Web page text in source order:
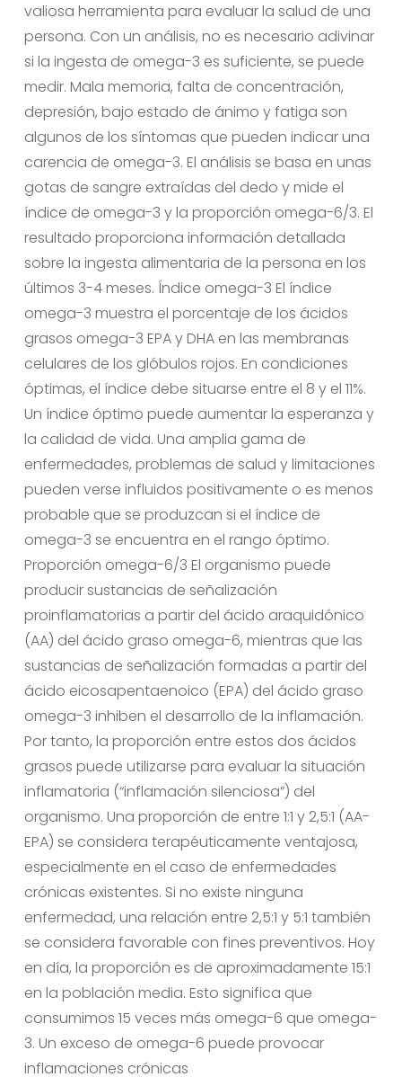
Ir A La Tienda
valiosa herramienta para evaluar la salud de una
persona. Con un análisis, no es necesario adivinar
si la ingesta de omega-3 es suficiente, se puede
medir. Mala memoria, falta de concentración,
depresión, bajo estado de ánimo y fatiga son
algunos de los síntomas que pueden indicar una
carencia de omega-3. El análisis se basa en unas
gotas de sangre extraídas del dedo y mide el
índice de omega-3 y la proporción omega-6/3. El
resultado proporciona información detallada
sobre la ingesta alimentaria de la persona en los
últimos 3-4 meses. Índice omega-3 El índice
omega-3 muestra el porcentaje de los ácidos
grasos omega-3 EPA y DHA en las membranas
celulares de los glóbulos rojos. En condiciones
óptimas, el índice debe situarse entre el 8 y el 11%.
Un índice óptimo puede aumentar la esperanza y
la calidad de vida. Una amplia gama de
enfermedades, problemas de salud y limitaciones
pueden verse influidos positivamente o es menos
probable que se produzcan si el índice de
omega-3 se encuentra en el rango óptimo.
Proporción omega-6/3 El organismo puede
producir sustancias de señalización
proinflamatorias a partir del ácido araquidónico
(AA) del ácido graso omega-6, mientras que las
sustancias de señalización formadas a partir del
ácido eicosapentaenoico (EPA) del ácido graso
omega-3 inhiben el desarrollo de la inflamación.
Por tanto, la proporción entre estos dos ácidos
grasos puede utilizarse para evaluar la situación
inflamatoria (“inflamación silenciosa”) del
organismo. Una proporción de entre 1:1 y 2,5:1 (AA-
EPA) se considera terapéuticamente ventajosa,
especialmente en el caso de enfermedades
crónicas existentes. Si no existe ninguna
enfermedad, una relación entre 2,5:1 y 5:1 también
se considera favorable con fines preventivos. Hoy
en día, la proporción es de aproximadamente 15:1
en la población media. Esto significa que
consumimos 15 veces más omega-6 que omega-
3. Un exceso de omega-6 puede provocar
inflamaciones crónicas